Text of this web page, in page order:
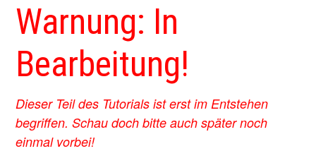
Warnung: In
Bearbeitung!
Dieser Teil des Tutorials ist erst im Entstehen
begriffen. Schau doch bitte auch später noch
einmal vorbei!